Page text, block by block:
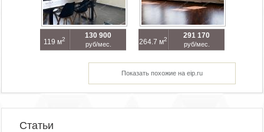
119 м2 130 900
руб/мес. 264.7 м2 291 170
руб/мес.
Показать похожие на eip.ru
Статьи